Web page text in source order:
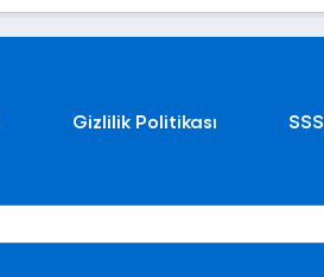
Gizlilik Politikası SSS